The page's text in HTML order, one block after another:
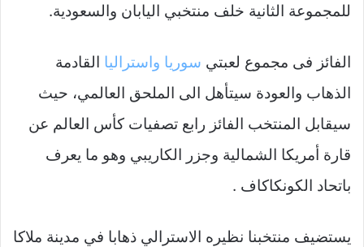
للمجموعة الثانية خلف منتخبي اليابان والسعودية.
الفائز فى مجموع لعبتي سوريا واستراليا القادمة
الذهاب والعودة سيتأهل الى الملحق العالمي، حيث
سيقابل المنتخب الفائز رابع تصفيات كأس العالم عن
قارة أمريكا الشمالية وجزر الكاريبي وهو ما يعرف
باتحاد الكونكاكاف .
يستضيف منتخبنا نظيره الاسترالي ذهابا في مدينة ملاكا